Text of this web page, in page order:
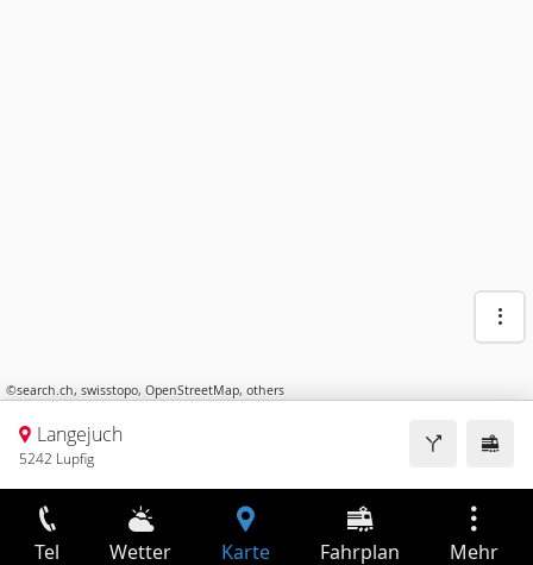
©search.ch, swisstopo, OpenStreetMap, others
Langejuch
5242 Lupfig
Tel Wetter Karte Fahrplan Mehr